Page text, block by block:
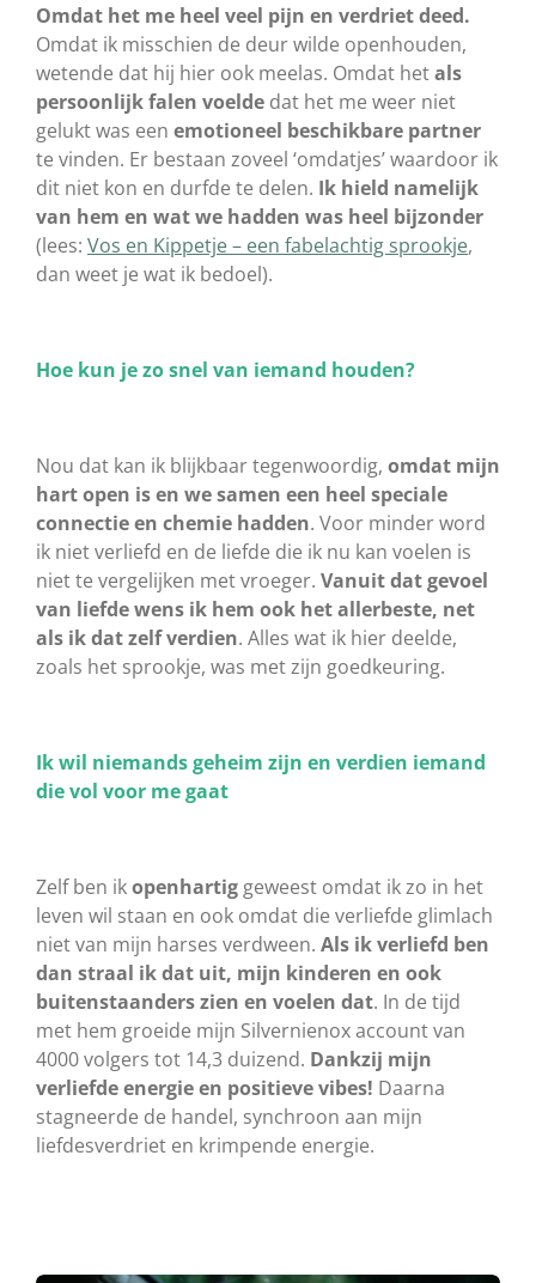
Omdat het me heel veel pijn en verdriet deed.
Omdat ik misschien de deur wilde openhouden,
wetende dat hij hier ook meelas. Omdat hetals
persoonlijk falen voelde dat het me weer niet
gelukt was een emotioneel beschikbare partner
te vinden. Er bestaan zoveel ‘omdatjes’ waardoor ik
dit niet kon en durfde te delen. Ik hield namelijk
van hem en wat we hadden was heel bijzonder
(lees: Vos en Kippetje – een fabelachtig sprookje,
dan weet je wat ik bedoel).
Hoe kun je zo snel van iemand houden?
Nou dat kan ik blijkbaar tegenwoordig, omdat mijn
hart open is en we samen een heel speciale
connectie en chemie hadden. Voor minder word
ik niet verliefd en de liefde die ik nu kan voelen is
niet te vergelijken met vroeger. Vanuit dat gevoel
van liefde wens ik hem ook het allerbeste, net
als ik dat zelf verdien. Alles wat ik hier deelde,
zoals het sprookje, was met zijn goedkeuring.
Ik wil niemands geheim zijn en verdien iemand
die vol voor me gaat
Zelf ben ikopenhartig geweest omdat ik zo in het
leven wil staan en ook omdat die verliefde glimlach
niet van mijn harses verdween. Als ik verliefd ben
dan straal ik dat uit, mijn kinderen en ook
buitenstaanders zien en voelen dat. In de tijd
met hem groeide mijn Silvernienox account van
4000 volgers tot 14,3 duizend. Dankzij mijn
verliefde energie en positieve vibes! Daarna
stagneerde de handel, synchroon aan mijn
liefdesverdriet en krimpende energie.